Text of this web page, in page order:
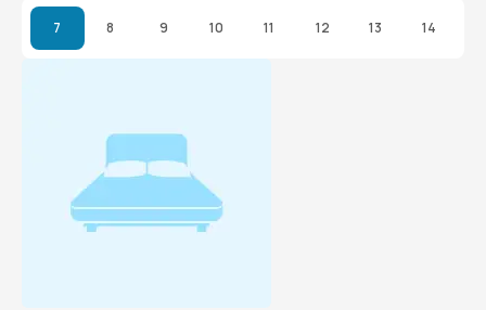
7 8 9 10 11 12 13 14